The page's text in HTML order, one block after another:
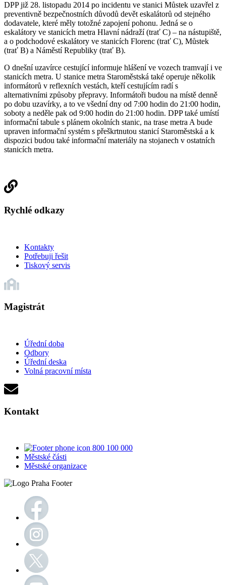
DPP již 28. listopadu 2014 po incidentu ve stanici Můstek uzavřel z
preventivně bezpečnostních důvodů devět eskalátorů od stejného
dodavatele, které měly totožné zapojení pohonu. Jedná se o
eskalátory ve stanicích metra Hlavní nádraží (trať C) – na nástupiště,
a o podchodové eskalátory ve stanicích Florenc (trať C), Můstek
(trať B) a Náměstí Republiky (trať B).
O dnešní uzavírce cestující informuje hlášení ve vozech tramvají i ve
stanicích metra. U stanice metra Staroměstská také operuje několik
informátorů v reflexních vestách, kteří cestujícím radí s
alternativními způsoby přepravy. Informátoři budou na místě denně
po dobu uzavírky, a to ve všední dny od 7:00 hodin do 21:00 hodin,
soboty a neděle pak od 9:00 hodin do 21:00 hodin. DPP také umístí
informační tabule s plánem okolních stanic, na trase metra A bude
upraven informační systém s přeškrtnutou stanicí Staroměstská a k
dispozici budou také informační materiály na stojanech v ostatních
stanicích metra.
Rychlé odkazy
Kontakty
Potřebuji řešit
Tiskový servis
Magistrát
Úřední doba
Odbory
Úřední deska
Volná pracovní místa
Kontakt
800 100 000
Městské části
Městské organizace